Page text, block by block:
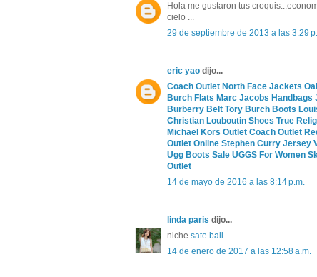
Hola me gustaron tus
cielo ...
29 de septiembre de 2013 a las 3:29
eric yao dijo...
Coach Outlet North Face Jackets
Burch Flats Marc Jacobs Handbags
Burberry Belt Tory Burch Boots
Christian Louboutin Shoes True
Michael Kors Outlet Coach Outlet
Outlet Online Stephen Curry Jersey
Ugg Boots Sale UGGS For Women
Outlet
14 de mayo de 2016 a las 8:14 p.m.
linda paris dijo...
niche sate bali
14 de enero de 2017 a las 12:58 a.m.